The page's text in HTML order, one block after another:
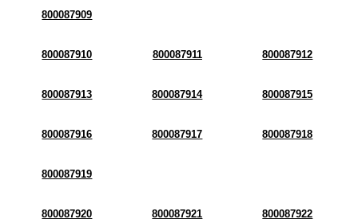
800087909
800087910 800087911 800087912
800087913 800087914 800087915
800087916 800087917 800087918
800087919
800087920 800087921 800087922